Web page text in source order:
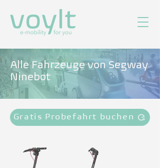
Alle Fahrzeuge von Segway
Ninebot
Gratis Probefahrt buchen